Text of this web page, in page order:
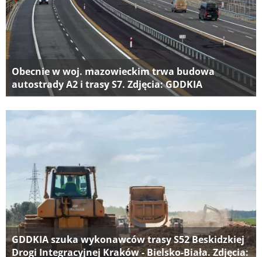
Obecnie w woj. mazowieckim trwa budowa
autostrady A2 i trasy S7. Zdjęcia: GDDKIA
GDDKIA szuka wykonawców trasy S52 Beskidzkiej
Drogi Integracyjnej Kraków - Bielsko-Biała. Zdjęcia: